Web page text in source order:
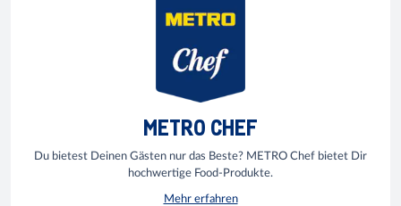
METRO CHEF
Du bietest Deinen Gästen nur das Beste? METRO Chef bietet Dir
hochwertige Food-Produkte.
Mehr erfahren